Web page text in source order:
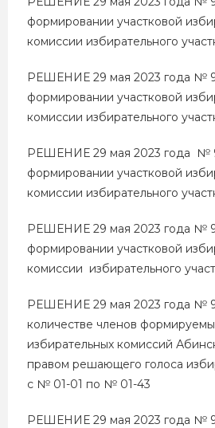
формировании участковой
комиссии избирательного
РЕШЕНИЕ 29 мая 2023 года №
формировании участковой
комиссии избирательного
РЕШЕНИЕ 29 мая 2023 года №
формировании участковой
комиссии избирательного
РЕШЕНИЕ 29 мая 2023 года №
формировании участковой
комиссии избирательного
РЕШЕНИЕ 29 мая 2023 года №
количестве членов
избирательных комиссий
правом решающего голоса
с № 01-01 по № 01-43
РЕШЕНИЕ 29 мая 2023 года №